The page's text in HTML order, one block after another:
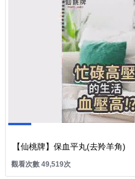
【仙桃牌】保血平丸(去羚羊角)
觀看次數 49,521次